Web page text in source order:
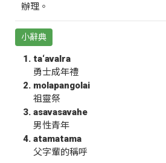
辦理。
小辭典
ta‘avalra
勇士成年禮
molapangolai
祖靈祭
asavasavahe
男性青年
atamatama
父字輩的稱呼